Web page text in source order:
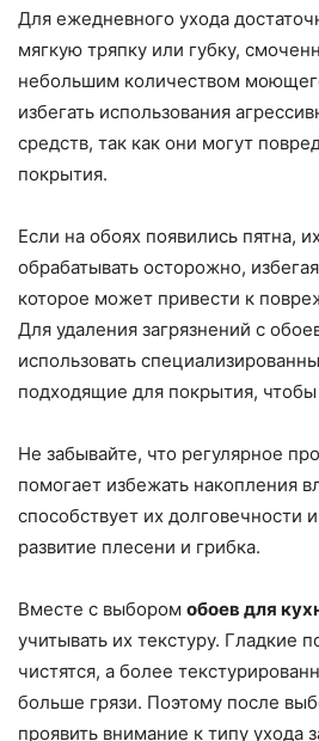
Для ежедневного ухода
мягкую тряпку или губку,
небольшим количеством
избегать использования
средств, так как они могут
покрытия.
Если на обоях появились пятна,
обрабатывать осторожно,
которое может привести к
Для удаления загрязнений с
использовать
подходящие для покрытия, чтобы
Не забывайте, что регулярное
помогает избежать накопления
способствует их долговечности
развитие плесени и грибка.
Вместе с выбором обоев для
учитывать их текстуру. Гладкие
чистятся, а более
больше грязи. Поэтому после
проявить внимание к типу ухода